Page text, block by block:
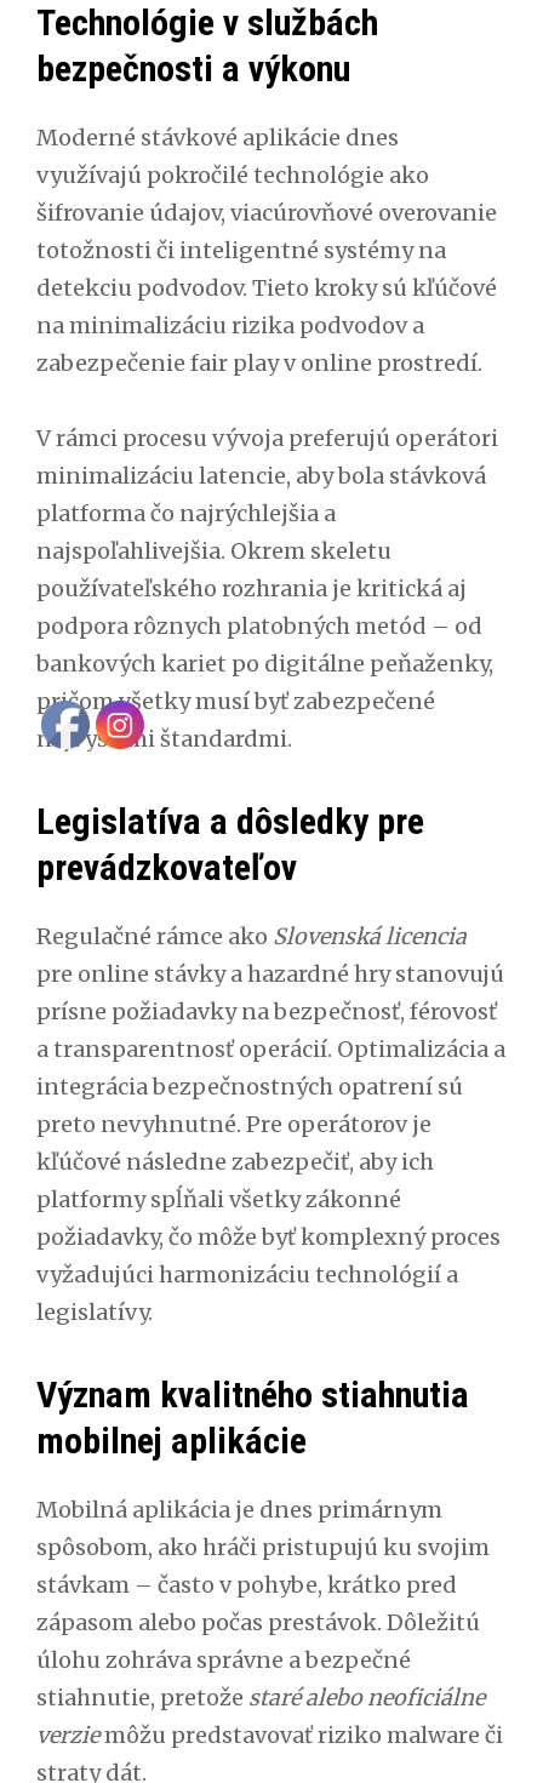
Technológie v službách
bezpečnosti a výkonu
Moderné stávkové aplikácie dnes
využívajú pokročilé technológie ako
šifrovanie údajov, viacúrovňové overovanie
totožnosti či inteligentné systémy na
detekciu podvodov. Tieto kroky sú kľúčové
na minimalizáciu rizika podvodov a
zabezpečenie fair play v online prostredí.
V rámci procesu vývoja preferujú operátori
minimalizáciu latencie, aby bola stávková
platforma čo najrýchlejšia a
najspoľahlivejšia. Okrem skeletu
používateľského rozhrania je kritická aj
podpora rôznych platobných metód – od
bankových kariet po digitálne peňaženky,
pričom všetky musí byť zabezpečené
najvyššími štandardmi.
Legislatíva a dôsledky pre
prevádzkovateľov
Regulačné rámce ako Slovenská licencia
pre online stávky a hazardné hry stanovujú
prísne požiadavky na bezpečnosť, férovosť
a transparentnosť operácií. Optimalizácia a
integrácia bezpečnostných opatrení sú
preto nevyhnutné. Pre operátorov je
kľúčové následne zabezpečiť, aby ich
platformy spĺňali všetky zákonné
požiadavky, čo môže byť komplexný proces
vyžadujúci harmonizáciu technológií a
legislatívy.
Význam kvalitného stiahnutia
mobilnej aplikácie
Mobilná aplikácia je dnes primárnym
spôsobom, ako hráči pristupujú ku svojim
stávkam – často v pohybe, krátko pred
zápasom alebo počas prestávok. Dôležitú
úlohu zohráva správne a bezpečné
stiahnutie, pretože staré alebo neoficiálne
verziemôžu predstavovať riziko malware či
straty dát.